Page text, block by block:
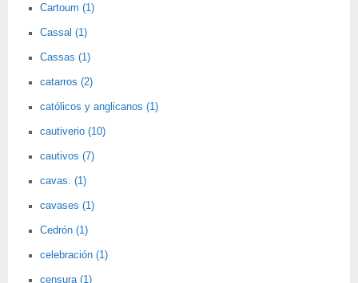
Cartoum (1)
Cassal (1)
Cassas (1)
catarros (2)
católicos y anglicanos (1)
cautiverio (10)
cautivos (7)
cavas. (1)
cavases (1)
Cedrón (1)
celebración (1)
censura (1)